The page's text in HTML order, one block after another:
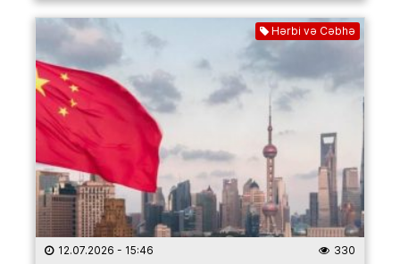
Hərbi və Cəbhə
12.07.2026 - 15:46 330